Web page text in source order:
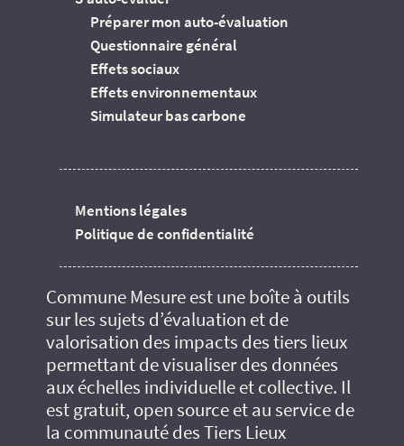
Préparer mon auto-évaluation
Questionnaire général
Effets sociaux
Effets environnementaux
Simulateur bas carbone
Mentions légales
Politique de confidentialité
Commune Mesure est une boîte à outils
sur les sujets d’évaluation et de
valorisation des impacts des tiers lieux
permettant de visualiser des données
aux échelles individuelle et collective. Il
est gratuit, open source et au service de
la communauté des Tiers Lieux